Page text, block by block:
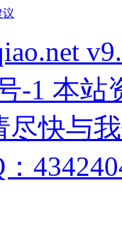
议
-1 本
尽快与